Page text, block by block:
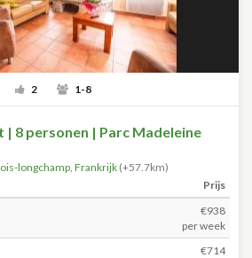
2 1-8
| 8 personen | Parc Madeleine
longchamp, Frankrijk (+57.7km)
Prijs
€938
per week
€714